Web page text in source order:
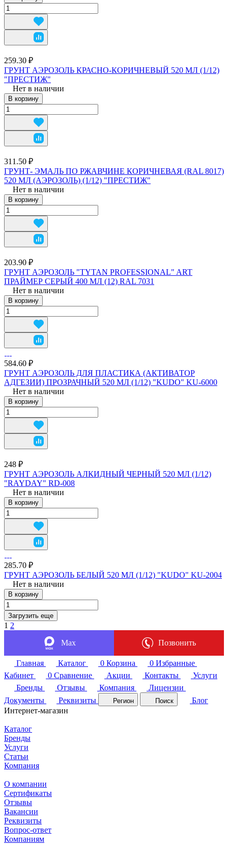
259.30 ₽
ГРУНТ АЭРОЗОЛЬ КРАСНО-КОРИЧНЕВЫЙ 520 МЛ (1/12)
"ПРЕСТИЖ"
Нет в наличии
В корзину
311.50 ₽
ГРУНТ- ЭМАЛЬ ПО РЖАВЧИНЕ КОРИЧНЕВАЯ (RAL 8017)
520 МЛ (АЭРОЗОЛЬ) (1/12) "ПРЕСТИЖ"
Нет в наличии
В корзину
203.90 ₽
ГРУНТ АЭРОЗОЛЬ "TYTAN PROFESSIONAL" ART
ПРАЙМЕР СЕРЫЙ 400 МЛ (12) RAL 7031
Нет в наличии
В корзину
584.60 ₽
ГРУНТ АЭРОЗОЛЬ ДЛЯ ПЛАСТИКА (АКТИВАТОР
АДГЕЗИИ) ПРОЗРАЧНЫЙ 520 МЛ (1/12) "KUDO" KU-6000
Нет в наличии
В корзину
248 ₽
ГРУНТ АЭРОЗОЛЬ АЛКИДНЫЙ ЧЕРНЫЙ 520 МЛ (1/12)
"RAYDAY" RD-008
Нет в наличии
В корзину
285.70 ₽
ГРУНТ АЭРОЗОЛЬ БЕЛЫЙ 520 МЛ (1/12) "KUDO" KU-2004
Нет в наличии
В корзину
Загрузить еще
1 2
Max
Позвонить
Главная Каталог 0 Корзина 0 Избранные
Кабинет
0 Сравнение Акции Контакты
Услуги
Бренды
Отзывы Компания
Лицензии
Документы
Реквизиты Регион Поиск
Блог
Интернет-магазин
Каталог
Бренды
Услуги
Статьи
Компания
О компании
Сертификаты
Отзывы
Вакансии
Реквизиты
Вопрос-ответ
Компаниям